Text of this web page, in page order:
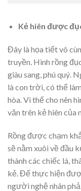
Kẻ hiên được
Đây là họa tiết vô
truyền. Hình rồng
giàu sang, phú quý.
là con trời, có thể
hòa. Vì thế cho nên
văn trên kẻ hiên của
Rồng được chạm
sẽ nằm xuôi về đầu
thành các chiếc lá,
kẻ. Để thực hiện
người nghệ nhân